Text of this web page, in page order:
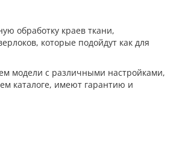
обработку краев ткани,
которые подойдут как для
модели с различными настройками,
каталоге, имеют гарантию и